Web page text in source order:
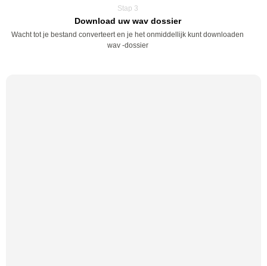
Stap 3
Download uw wav dossier
Wacht tot je bestand converteert en je het onmiddellijk kunt downloaden
wav -dossier